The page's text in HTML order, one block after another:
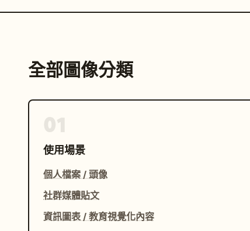
全部圖像分類
使用場景
個人檔案 / 頭像
社群媒體貼文
資訊圖表 / 教育視覺化內容